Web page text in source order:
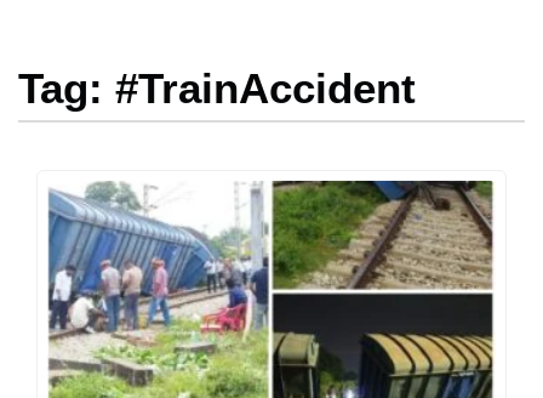
Tag: #TrainAccident